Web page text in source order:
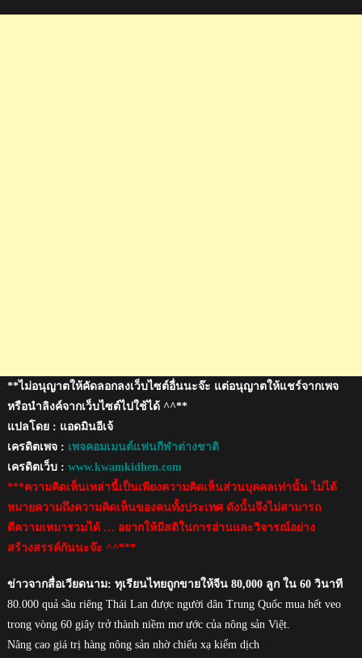
**ไม่อนุญาตให้คัดลอกลงเว็บไซต์อื่นนะจ๊ะ แต่อนุญาตให้แชร์จากเพจ
หรือนำลิงค์จากเว็บไซต์ไปใช้ได้ ^^**
แปลโดย : แอดมินอีเจ้
เครดิตเพจ : เพจคอมเมนต์แฟนกีฬาต่างชาติ
เครดิตเว็บ : www.kwamkidhen.com
***ความคิดเห็นเหล่านี้เป็นเพียงความคิดเห็นส่วนบุคคลเท่านั้น ไม่ได้
หมายความถึงความคิดเห็นของคนทั้งประเทศ ดังนั้นจึงไม่สามารถ
ตีความเหมารวมได้ … อยากให้มีสติในการอ่านและวิจารณ์อย่าง
สร้างสรรค์กันนะจ๊ะ ^^***
ข่าวจากสื่อเวียดนาม: ทุเรียนไทยถูกขายให้จีน 80,000 ลูก ใน 60 วินาที
80.000 quả sầu riêng Thái Lan được người dân Trung Quốc mua hết veo
trong vòng 60 giây trở thành niềm mơ ước của nông sản Việt.
Nâng cao giá trị hàng nông sản nhờ chiếu xạ kiểm dịch